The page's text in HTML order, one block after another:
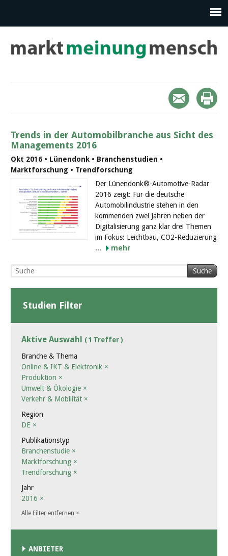
Trends in der Automobilbranche aus Sicht des
Managements 2016
Okt 2016 • Lünendonk • Branchenstudien •
Marktforschung • Trendforschung
Der Lünendonk®-Automotive-Radar
2016 zeigt: Für die deutsche
Automobilindustrie stehen in den
kommenden zwei Jahren neben der
Digitalisierung ganz klar drei Themen
im Fokus: Leichtbau, CO2-Reduzierung
...
mehr
Suche
Studien Filter
Aktive Auswahl ( 1 Treffer )
Branche & Thema
Online & IKT & Elektronik ×
Produktion ×
Umwelt & Ökologie ×
Verkehr & Mobilität ×
Region
DE ×
Publikationstyp
Branchenstudie ×
Marktforschung ×
Trendforschung ×
Jahr
2016 ×
Alle Filter entfernen ×
ANBIETER